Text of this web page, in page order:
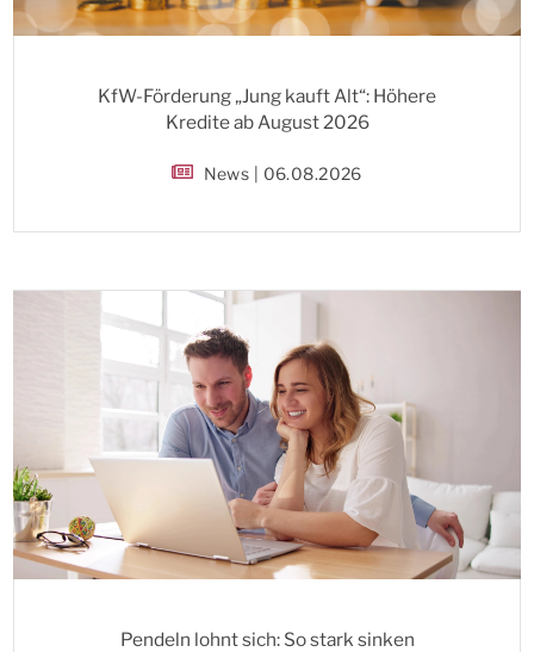
KfW-Förderung „Jung kauft Alt“: Höhere
Kredite ab August 2026
News | 06.08.2026
Pendeln lohnt sich: So stark sinken